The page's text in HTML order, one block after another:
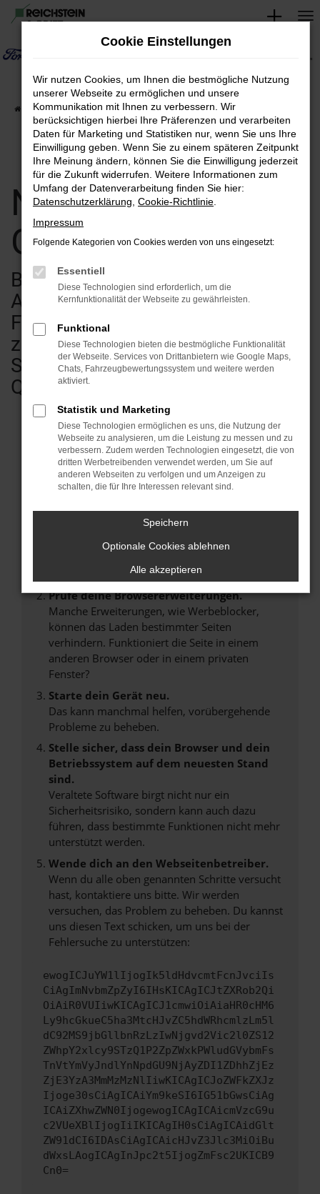
Zum
springen
Startseite Verkauf Fahrzeugsuche
Neuwagen &
Gebrauchtwagen
Bei uns finden Sie eine breite
Auswahl an verschiedenen
Fahrzeugen - vom Kleinwagen bis
zum Transporter & Wohnmobil.
Sofort verfügbar in geprüfter
Qualität.
Fehler: Network Error
Beim Laden ist ein Fehler aufgetreten.
Überprüfe deine Firewall und deine
Internetverbindung.
Prüfe deine Browsererweiterungen.
Manche Erweiterungen, wie Werbeblocker,
können das Laden bestimmter Seiten
verhindern. Funktioniert die Seite in einem
anderen Browser oder in einem privaten
Fenster?
Starte dein Gerät neu.
Das kann manchmal helfen, vorübergehende
Probleme zu beheben.
Stelle sicher, dass dein Browser und dein
Betriebssystem auf dem neuesten Stand
sind.
Veraltete Software birgt nicht nur ein
Sicherheitsrisiko, sondern kann auch dazu
führen, dass bestimmte Funktionen nicht mehr
unterstützt werden.
Wende dich an den Webseitenbetreiber.
Wenn du alle oben genannten Schritte versucht
hast, kontaktiere uns bitte. Wir werden
versuchen, das Problem zu beheben. Du kannst
uns diesen Text schicken, um uns bei der
Fehlersuche zu unterstützen:
ewogICJuYW1lIjogIk5ldHdvcmtFcnJvciIs
CiAgImNvbmZpZyI6IHsKICAgICJtZXRob2Qi
OiAiR0VUIiwKICAgICJ1cmwiOiAiaHR0cHM6
Ly9hcGkueC5ha3MtcHJvZC5hdWRhcmlzLm5l
dC92MS9jbGllbnRzLzIwNjgvd2Vic2l0ZS12
ZWhpY2xlcy9STzQ1P2ZpZWxkPWludGVybmFs
TnVtYmVyJndlYnNpdGU9NjAyZDI1ZDhhZjEz
ZjE3YzA3MmMzMzNlIiwKICAgICJoZWFkZXJz
Ijoge30sCiAgICAiYm9keSI6IG51bGwsCiAg
ICAiZXhwZWN0IjogewogICAgICAicmVzcG9u
c2VUeXBlIjogIiIKICAgIH0sCiAgICAidGlt
ZW91dCI6IDAsCiAgICAicHJvZ3Jlc3MiOiBu
dWxsLAogICAgInJpc2t5IjogZmFsc2UKICB9
Cn0=
Cookie Einstellungen
Wir nutzen Cookies, um Ihnen die bestmögliche Nutzung
unserer Webseite zu ermöglichen und unsere
Kommunikation mit Ihnen zu verbessern. Wir
berücksichtigen hierbei Ihre Präferenzen und verarbeiten
Daten für Marketing und Statistiken nur, wenn Sie uns Ihre
Einwilligung geben. Wenn Sie zu einem späteren Zeitpunkt
Ihre Meinung ändern, können Sie die Einwilligung jederzeit
für die Zukunft widerrufen. Weitere Informationen zum
Umfang der Datenverarbeitung finden Sie hier:
Datenschutzerklärung Cookie-Richtlinie
Impressum
Folgende Kategorien von Cookies werden von uns eingesetzt:
Essentiell
Diese Technologien sind erforderlich, um die
Kernfunktionalität der Webseite zu gewährleisten.
Funktional
Diese Technologien bieten die bestmögliche Funktionalität
der Webseite. Services von Drittanbietern wie Google Maps,
Chats, Fahrzeugbewertungssystem und weitere werden
aktiviert.
Statistik und Marketing
Diese Technologien ermöglichen es uns, die Nutzung der
Webseite zu analysieren, um die Leistung zu messen und zu
verbessern. Zudem werden Technologien eingesetzt, die von
dritten Werbetreibenden verwendet werden, um Sie auf
anderen Webseiten zu verfolgen und um Anzeigen zu
schalten, die für Ihre Interessen relevant sind.
Speichern
Optionale Cookies ablehnen
Alle akzeptieren